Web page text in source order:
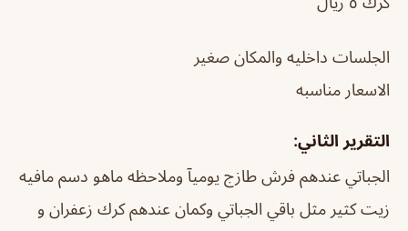
الجلسات داخليه والمكان صغير
الاسعار مناسبه
التقرير الثاني:
الجباتي عندهم فرش طازج يوميآ وملاحظه ماهو دسم مافيه
زيت كثير مثل باقي الجباتي وكمان عندهم كرك زعفران و